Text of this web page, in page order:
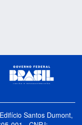
Santos Dumont,